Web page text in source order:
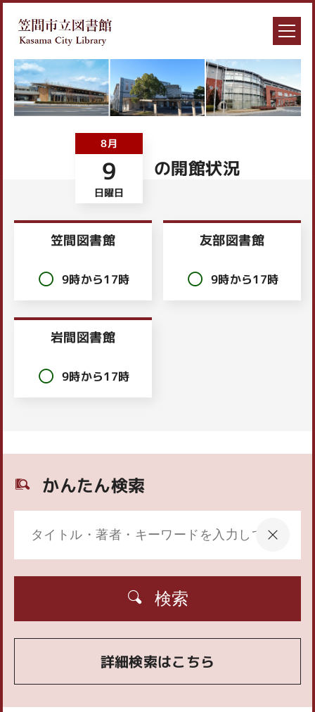
8月
9
日曜日
の開館状況
笠間図書館
9時から17時
友部図書館
9時から17時
岩間図書館
9時から17時
かんたん検索
検索
詳細検索はこちら